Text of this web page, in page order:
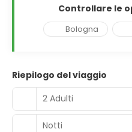
Controllare le
Bologna
Riepilogo del viaggio
2 Adulti
Notti